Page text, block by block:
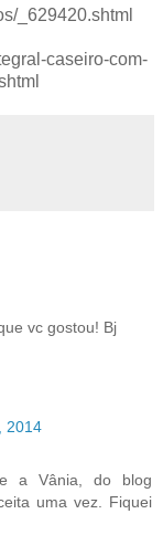
_629420.shtml
caseiro-com-
vc gostou! Bj
2014
a Vânia, do blog
uma vez. Fiquei